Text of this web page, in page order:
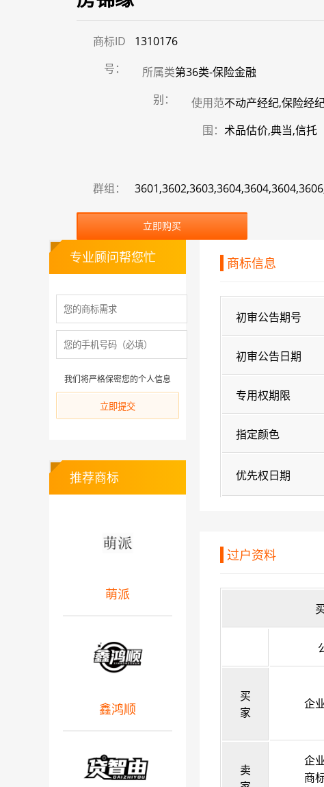
商标ID
号：
1310176
所属类
别：
第36类-保险金融
使用范
围：
不动产经纪,保险经
术品估价,典当,信托
群组：
立即购买
商标信息
初审公告期号
初审公告日期
专用权期限
指定颜色
优先权日期
过户资料
买
家
企
卖
企
商
专业顾问帮您忙
我们将严格保密您的个人信息
推荐商标
萌派
鑫鸿顺